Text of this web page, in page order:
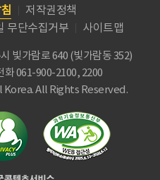
저작권정책
무단수집거부
사이트맵
빛가람로 640 (빛가람동 352)
화 061-900-2100, 2200
All Rights Reserved.